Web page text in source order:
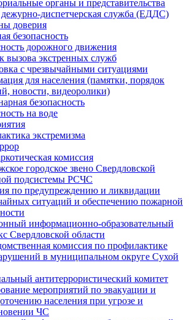
органы и представительства
диспетчерская служба (ЕДДС)
доверия
безопасность
дорожного движения
вызова экстренных служб
с чрезвычайными ситуациями
для населения (памятки, порядок
новости, видеоролики)
безопасность
на воде
экстремизма
комиссия
городское звено Свердловской
подсистемы РСЧС
по предупреждению и ликвидации
ситуаций и обеспечению пожарной
информационно-образовательный
Cвердловской области
комиссия по профилактике
в муниципальном округе Сухой
антитеррористический комитет
мероприятий по эвакуации и
населения при угрозе и
ЧС